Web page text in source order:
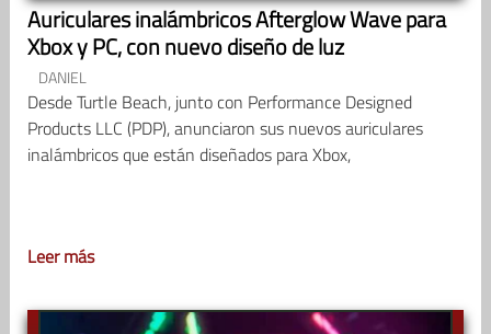
Auriculares inalámbricos Afterglow Wave para
Xbox y PC, con nuevo diseño de luz
DANIEL
Desde Turtle Beach, junto con Performance Designed
Products LLC (PDP), anunciaron sus nuevos auriculares
inalámbricos que están diseñados para Xbox,
Leer más